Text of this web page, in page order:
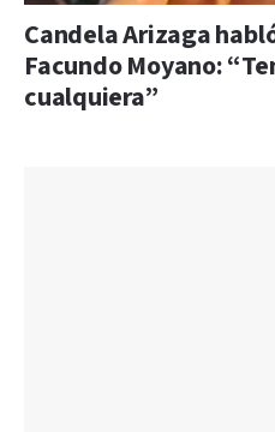
Candela Arizaga
Facundo Moyano:
cualquiera”